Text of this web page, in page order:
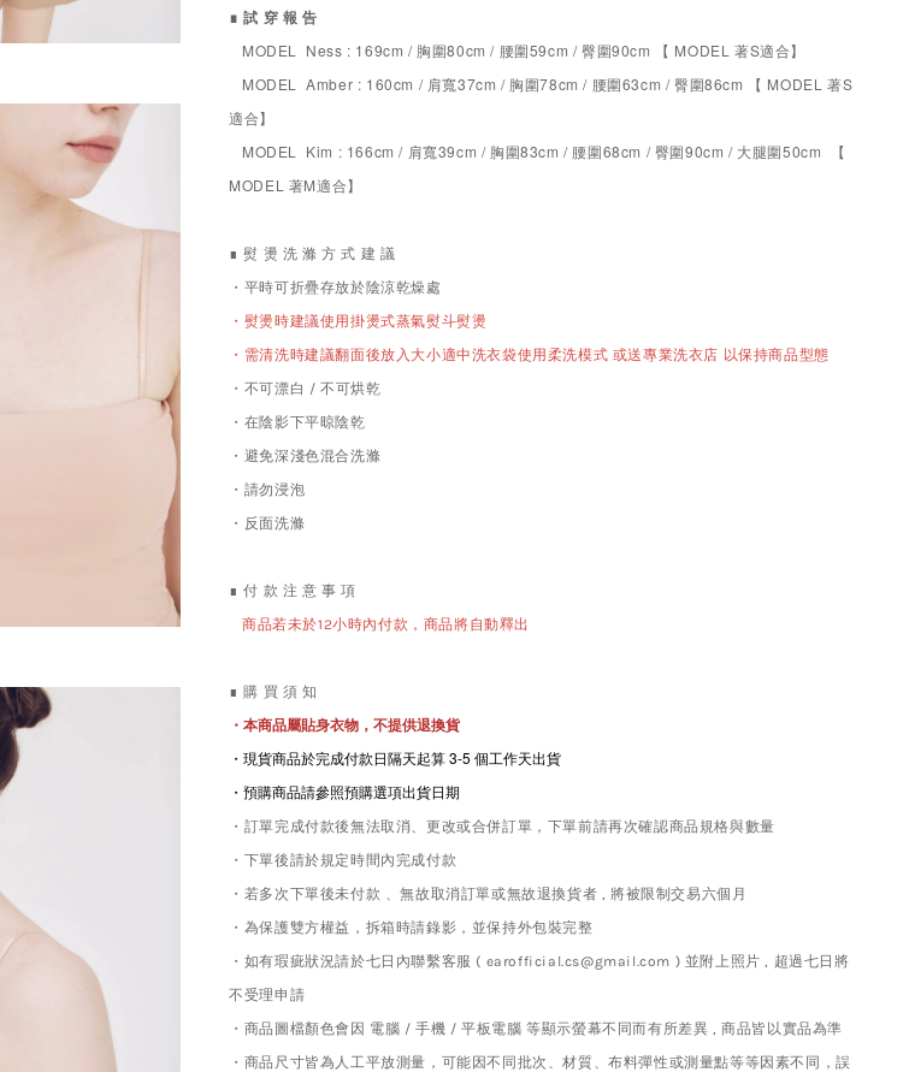
∎ 試 穿 報 告
MODEL Ness : 169cm / 胸圍80cm / 腰圍59cm / 臀圍90cm 【 MODEL 著S適合】
MODEL Amber : 160cm / 肩寬37cm / 胸圍78cm / 腰圍63cm / 臀圍86cm 【 MODEL 著S
適合】
MODEL Kim : 166cm / 肩寬39cm / 胸圍83cm / 腰圍68cm / 臀圍90cm / 大腿圍50cm 【
MODEL 著M適合】
∎ 熨 燙 洗 滌 方 式 建 議
・平時可折疊存放於陰涼乾燥處
・熨燙時建議使用掛燙式蒸氣熨斗熨燙
・ 需清洗時建議翻面後放入大小適中洗衣袋使用柔洗模式 或送專業洗衣店 以保持商品型態
・不可漂白 / 不可烘乾
・在陰影下平晾陰乾
・避免深淺色混合洗滌
・請勿浸泡
・反面洗滌
∎ 付 款 注 意 事 項
商品若未於12小時內付款，商品將自動釋出
∎ 購 買 須 知
・本商品屬貼身衣物，不提供退換貨
・現貨商品於完成付款日隔天起算 3-5 個工作天出貨
・預購商品請參照預購選項出貨日期
・訂單完成付款後無法取消、更改或合併訂單，下單前請再次確認商品規格與數量
・下單後請於規定時間內完成付款
・若多次下單後未付款 、無故取消訂單或無故退換貨者 , 將被限制交易六個月
・為保護雙方權益，拆箱時請錄影，並保持外包裝完整
・如有瑕疵狀況請於七日內聯繫客服 ( earofficial.cs@gmail.com ) 並附上照片 , 超過七日將
不受理申請
・商品圖檔顏色會因 電腦 / 手機 / 平板電腦 等顯示螢幕不同而有所差異 , 商品皆以實品為準
・商品尺寸皆為人工平放測量，可能因不同批次、材質、布料彈性或測量點等等因素不同，誤